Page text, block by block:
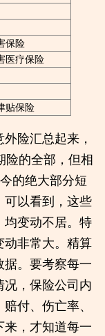
保险
医疗保险
贴保险
险汇总起来，
险的全部，但相
的绝大部分短
可以看到，这些
均变动不居。特
动非常大。精算
。要考察每一
，保险公司内
付、伤亡率、
，才知道每一